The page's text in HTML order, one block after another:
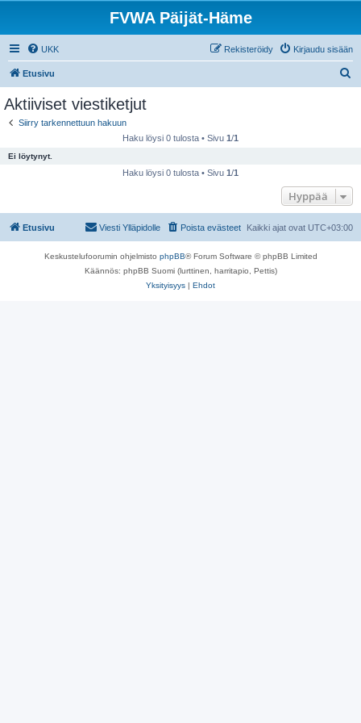
FVWA Päijät-Häme
UKK Kirjaudu sisään
Rekisteröidy
Etusivu
Aktiiviset viestiketjut
Siirry tarkennettuun hakuun
Haku löysi 0 tulosta • Sivu 1/1
Ei löytynyt.
Haku löysi 0 tulosta • Sivu 1/1
Hyppää
Etusivu Kaikki ajat ovat UTC+03:00
Poista evästeet
Viesti Ylläpidolle
Keskustelufoorumin ohjelmisto phpBB® Forum Software © phpBB Limited
Käännös: phpBB Suomi (lurttinen, harritapio, Pettis)
Yksityisyys | Ehdot